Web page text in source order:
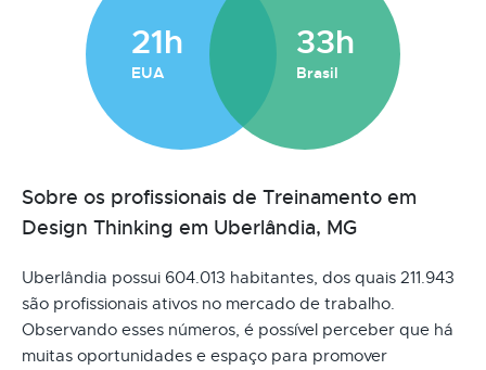
21h
EUA
33h
Brasil
Sobre os profissionais de Treinamento em
Design Thinking em Uberlândia, MG
Uberlândia possui 604.013 habitantes, dos quais 211.943
são profissionais ativos no mercado de trabalho.
Observando esses números, é possível perceber que há
muitas oportunidades e espaço para promover